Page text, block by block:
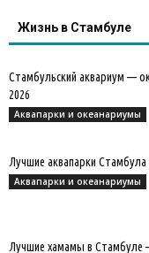
Жизнь в Стамбуле
Стамбульский аквариум —
2026
Аквапарки и океанариумы
Лучшие аквапарки
Аквапарки и океанариумы
Лучшие хамамы в Стамбуле